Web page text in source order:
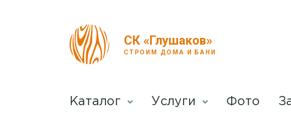
СК «Глушаков»
СТРОИМ ДОМА И БАНИ
Каталог Услуги Фото